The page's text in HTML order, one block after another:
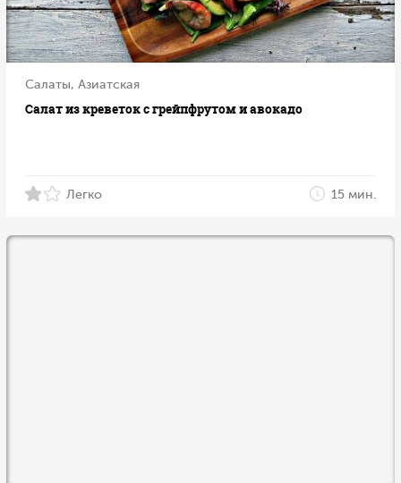
Салаты, Азиатская
Салат из креветок с грейпфрутом и авокадо
Легко 15 мин.